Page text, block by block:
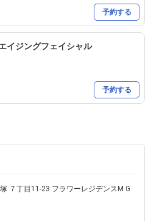
予約する
イジングフェイシャル
予約する
７丁目11-23 フラワーレジデンスM G